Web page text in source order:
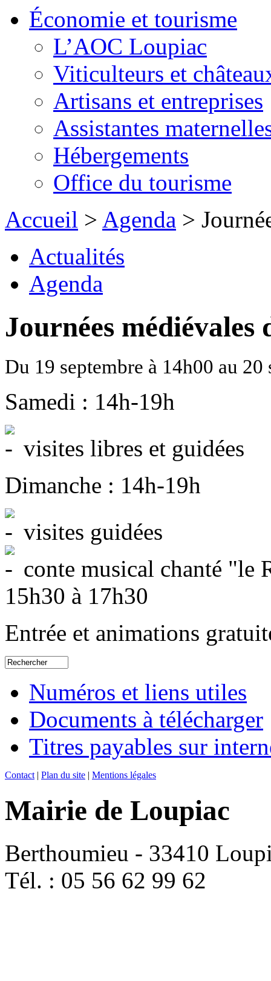
Économie et tourisme
L’AOC Loupiac
Viticulteurs et
Artisans et entreprises
Assistantes
Hébergements
Office du tourisme
Accueil > Agenda >
Actualités
Agenda
Journées médiévales
Du 19 septembre à 14h00 au
Samedi : 14h-19h
visites libres et guidées
Dimanche : 14h-19h
visites guidées
conte musical chanté "le
15h30 à 17h30
Entrée et animations
Numéros et liens utiles
Documents à télécharger
Titres payables sur
Contact | Plan du site | Mentions légales
Mairie de Loupiac
Berthoumieu - 33410
Tél. : 05 56 62 99 62